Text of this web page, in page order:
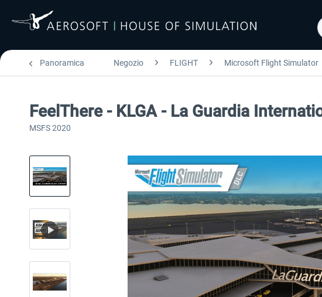
Panoramica Negozio FLIGHT Microsoft Flight Simulator
FeelThere - KLGA - La Guardia
MSFS 2020